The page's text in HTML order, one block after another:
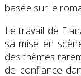
basée sur le
Le travail de
sa mise en
des thèmes
de confiance